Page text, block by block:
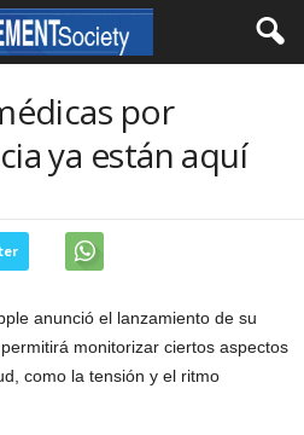
por
ya están aquí
anunció el lanzamiento de su
monitorizar ciertos aspectos
como la tensión y el ritmo